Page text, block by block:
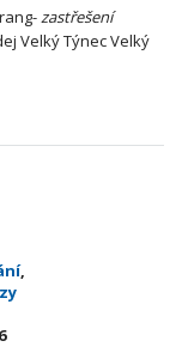
zastřešení
Velký Týnec Velký
,